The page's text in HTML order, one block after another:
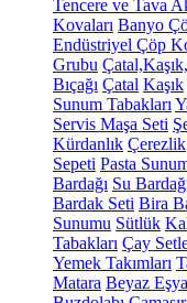
Tencere ve Tava
Kovaları Banyo
Endüstriyel Çöp
Grubu
Bıçağı Çatal Kaşık
Sunum Tabakları
Servis Maşa Seti
Kürdanlık Çerezlik
Sepeti Pasta
Bardağı Su
Bardak Seti Bira
Sunumu Sütlük
Tabakları Çay
Yemek Takımları
Matara Beyaz Eşya